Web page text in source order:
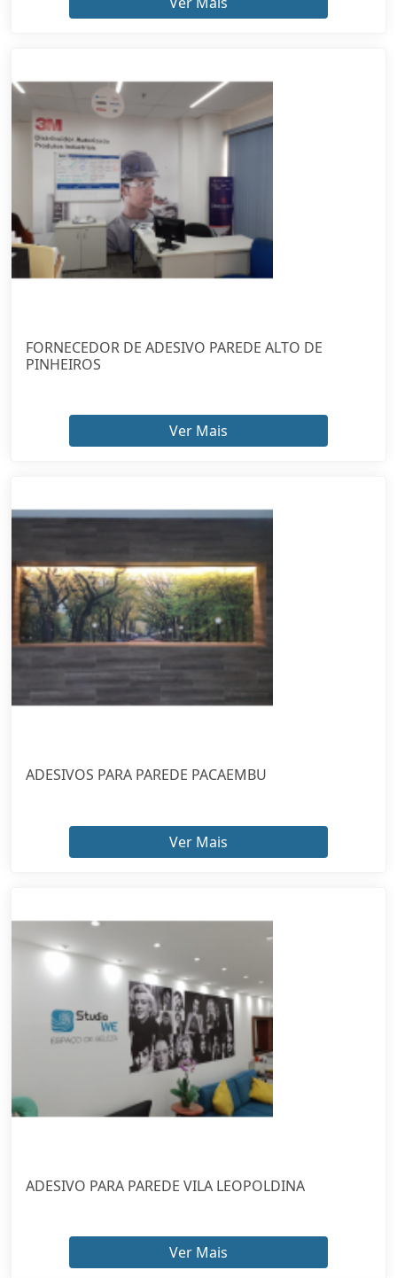
FORNECEDOR DE ADESIVO PAREDE ALTO DE
PINHEIROS
Ver Mais
ADESIVOS PARA PAREDE PACAEMBU
Ver Mais
ADESIVO PARA PAREDE VILA LEOPOLDINA
Ver Mais